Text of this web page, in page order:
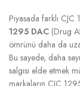
Piyasada farklı
1295 DAC (Drug
ömrünü daha da
Bu sayede, daha
salgısı elde etmek
markaların CJC